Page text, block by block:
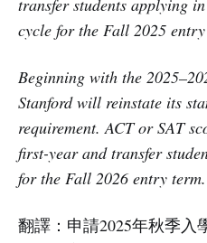
cycle for the Fall 2025
Beginning with the
Stanford will reinstate its
requirement. ACT or SAT
first-year and transfer
for the Fall 2026 entry term.
翻譯：申請2025年秋季入